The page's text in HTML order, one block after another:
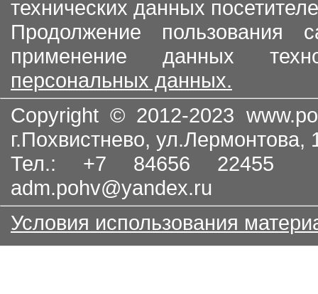
технических данных
Продолжение пользования
применение данных
персональных данных.
Copyright © 2012-2023
г.Похвистнево, ул.Лермонтова,
Тел.: +7 84656
adm.pohv@yandex.ru
Условия использования